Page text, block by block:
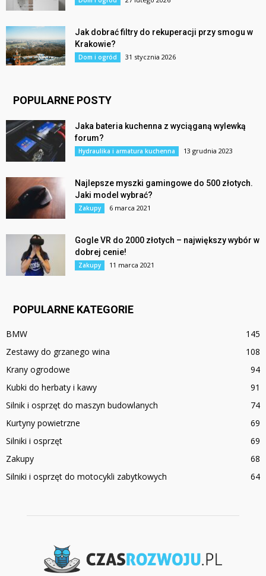
Jak dobrać filtry do rekuperacji przy smogu w
Krakowie?
Dom i ogród 31 stycznia 2026
POPULARNE POSTY
Jaka bateria kuchenna z wyciąganą wylewką
forum?
Hydraulika i armatura kuchenna 13 grudnia 2023
Najlepsze myszki gamingowe do 500 złotych.
Jaki model wybrać?
Zakupy 6 marca 2021
Gogle VR do 2000 złotych – największy wybór w
dobrej cenie!
Zakupy 11 marca 2021
POPULARNE KATEGORIE
BMW
145
Zestawy do grzanego wina
108
Krany ogrodowe
94
Kubki do herbaty i kawy
91
Silnik i osprzęt do maszyn budowlanych
74
Kurtyny powietrzne
69
Silniki i osprzęt
69
Zakupy
68
Silniki i osprzęt do motocykli zabytkowych
64